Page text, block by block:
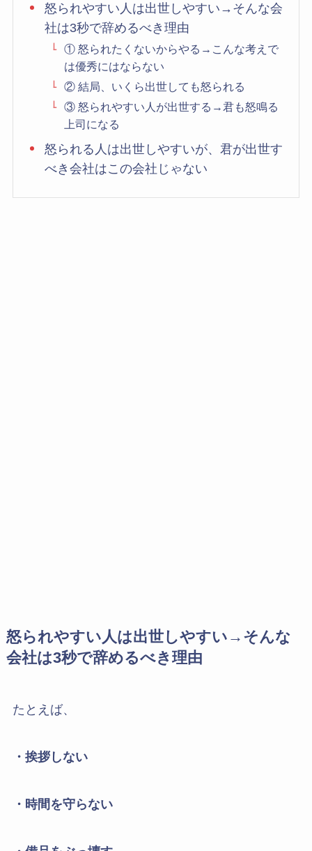
怒られやすい人は出世しやすい→そんな会
社は3秒で辞めるべき理由
① 怒られたくないからやる→こんな考えで
は優秀にはならない
② 結局、いくら出世しても怒られる
③ 怒られやすい人が出世する→君も怒鳴る
上司になる
怒られる人は出世しやすいが、君が出世す
べき会社はこの会社じゃない
怒られやすい人は出世しやすい→そんな
会社は3秒で辞めるべき理由
たとえば、
・挨拶しない
・時間を守らない